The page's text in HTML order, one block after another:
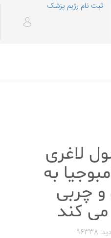
ثبت نام رژیم پزشک
لاغری
به
چربی
کند
96338